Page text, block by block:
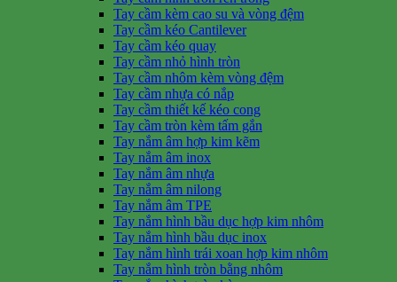
Tay cầm kèm cao su và vòng đệm
Tay cầm kéo Cantilever
Tay cầm kéo quay
Tay cầm nhỏ hình tròn
Tay cầm nhôm kèm vòng đệm
Tay cầm nhựa có nắp
Tay cầm thiết kế kéo cong
Tay cầm tròn kèm tấm gắn
Tay nắm âm hợp kim kẽm
Tay nắm âm inox
Tay nắm âm nhựa
Tay nắm âm nilong
Tay nắm âm TPE
Tay nắm hình bầu dục hợp kim nhôm
Tay nắm hình bầu dục inox
Tay nắm hình trái xoan hợp kim nhôm
Tay nắm hình tròn bằng nhôm